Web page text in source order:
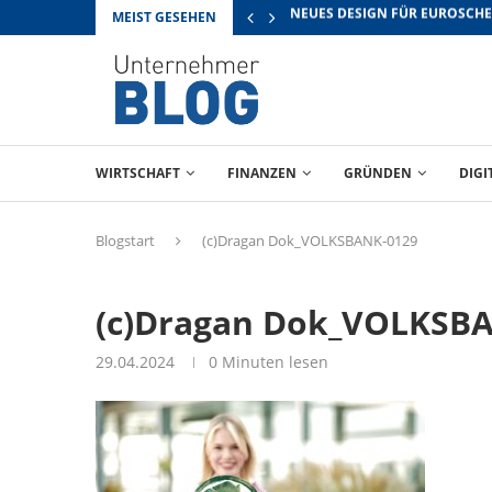
MEIST GESEHEN RICHTIG VERHANDELN: TIPPS
WIRTSCHAFT FINANZEN GRÜNDEN
Blogstart (c)Dragan Dok_VOLKSBANK-0129
(c)Dragan
29.04.2024 0 Minuten lesen